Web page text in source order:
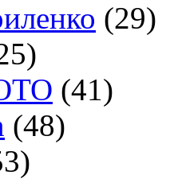
(29)
(41)
(48)